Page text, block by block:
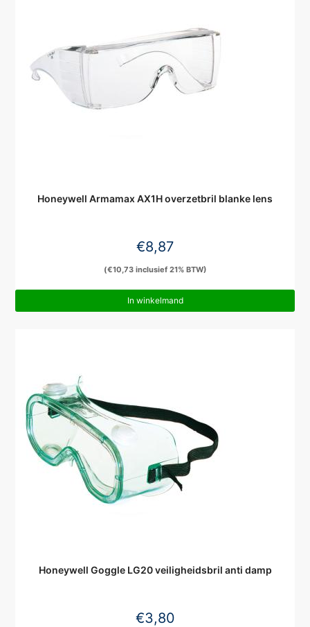
Honeywell Armamax AX1H overzetbril blanke lens
€8,87
(€10,73inclusief 21% BTW)
In winkelmand
Honeywell Goggle LG20 veiligheidsbril anti damp
€3,80